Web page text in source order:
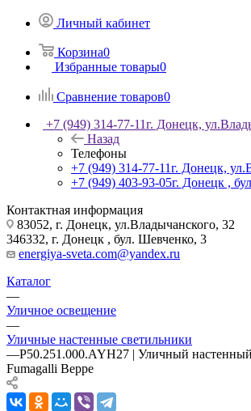
Личный кабинет
Корзина0
Избранные товары0
Сравнение товаров0
+7 (949) 314-77-11г. Донецк,
Назад
Телефоны
+7 (949) 314-77-11г. Донецк,
+7 (949) 403-93-05г. Донецк ,
Контактная информация
83052, г. Донецк, ул.Владычанского, 32
346332, г. Донецк , бул. Шевченко, 3
energiya-sveta.com@yandex.ru
Каталог
—
Уличное освещение
—
Уличные настенные светильники
—P50.251.000.AYH27 | Уличный
Fumagalli Beppe